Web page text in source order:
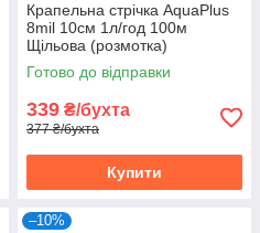
Крапельна стрічка AquaPlus
8mil 10см 1л/год 100м
Щільова (розмотка)
Готово до відправки
339 ₴/бухта
377 ₴/бухта
Купити
–10%